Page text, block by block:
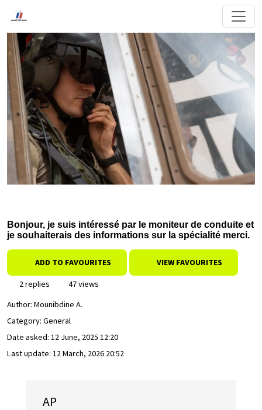
Bonjour, je suis intéressé par le moniteur de conduite et
je souhaiterais des informations sur la spécialité merci.
ADD TO FAVOURITES VIEW FAVOURITES
2 replies
47 views
Author: Mounibdine A.
Category: General
Date asked: 12 June, 2025 12:20
Last update: 12 March, 2026 20:52
AP